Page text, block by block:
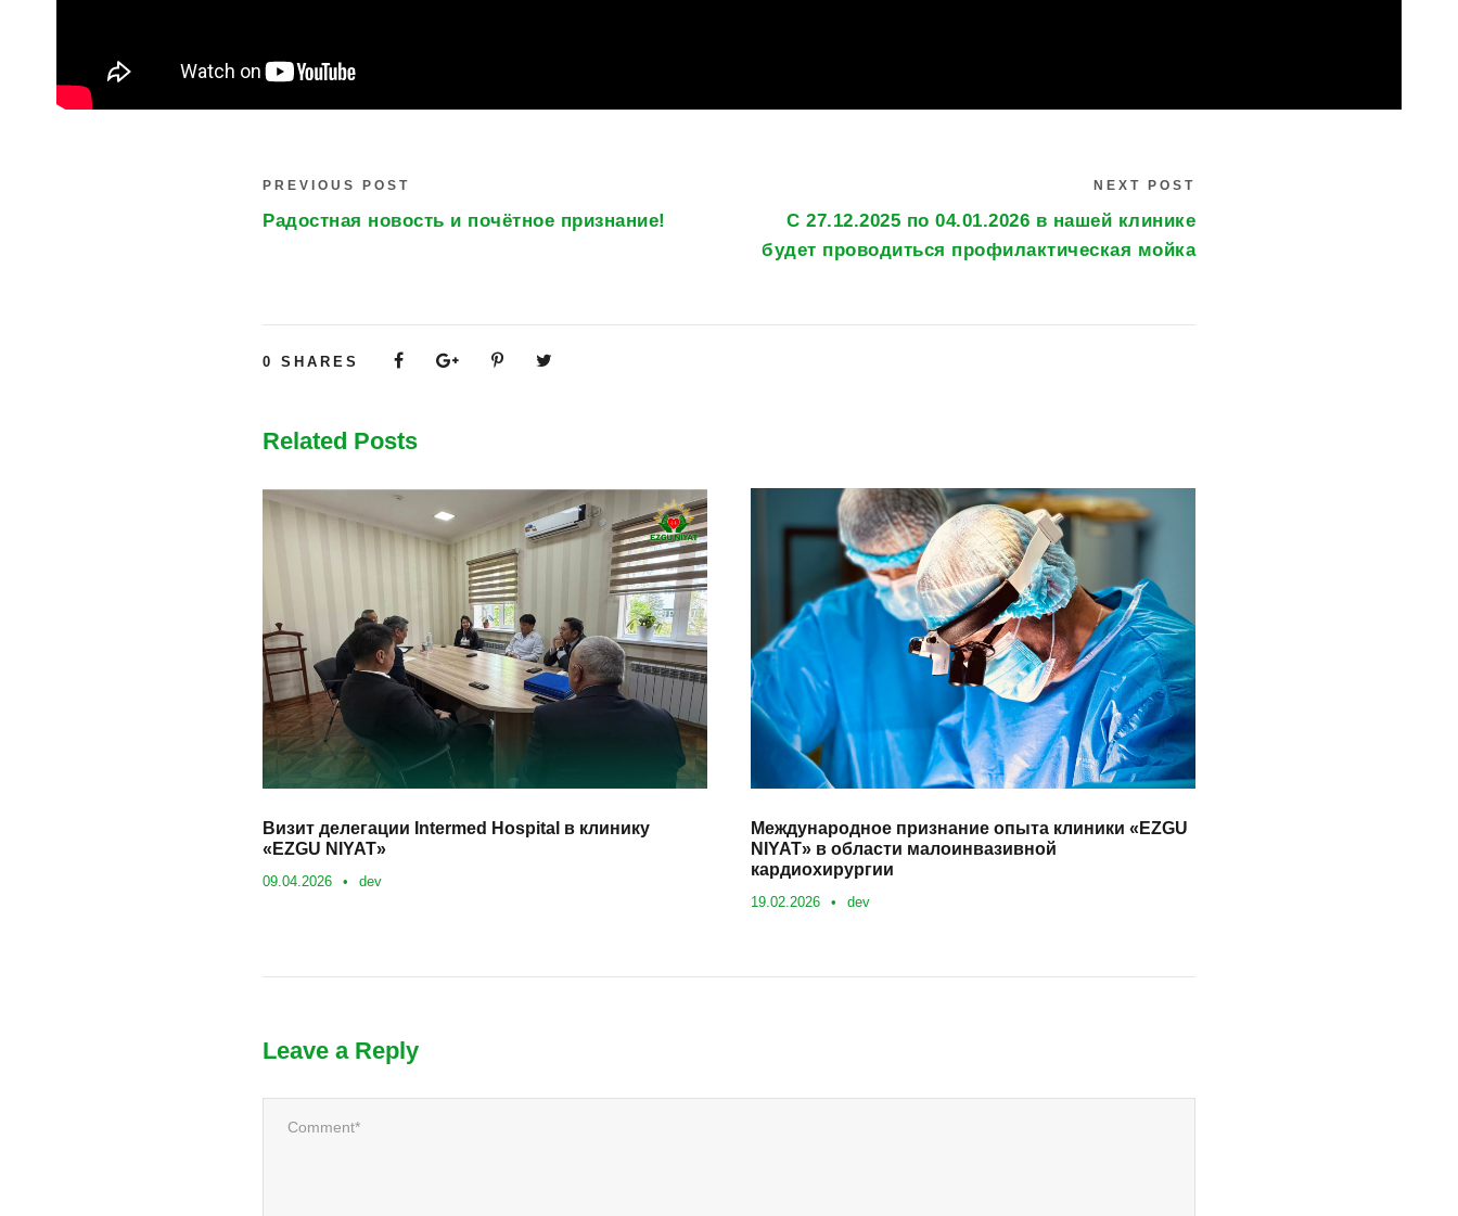
PREVIOUS POST
Радостная новость и почётное признание!
NEXT POST
С 27.12.2025 по 04.01.2026 в нашей клинике
будет проводиться профилактическая мойка
0 SHARES
Related Posts
Визит делегации Intermed Hospital в клинику
«EZGU NIYAT»
09.04.2026 • dev
Международное признание опыта клиники «EZGU
NIYAT» в области малоинвазивной
кардиохирургии
19.02.2026 • dev
Leave a Reply